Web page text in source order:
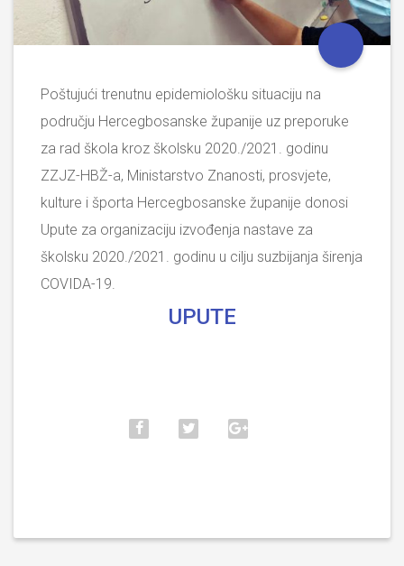
Poštujući trenutnu epidemiološku situaciju na
području Hercegbosanske županije uz preporuke
za rad škola kroz školsku 2020./2021. godinu
ZZJZ-HBŽ-a, Ministarstvo Znanosti, prosvjete,
kulture i športa Hercegbosanske županije donosi
Upute za organizaciju izvođenja nastave za
školsku 2020./2021. godinu u cilju suzbijanja širenja
COVIDA-19.
UPUTE